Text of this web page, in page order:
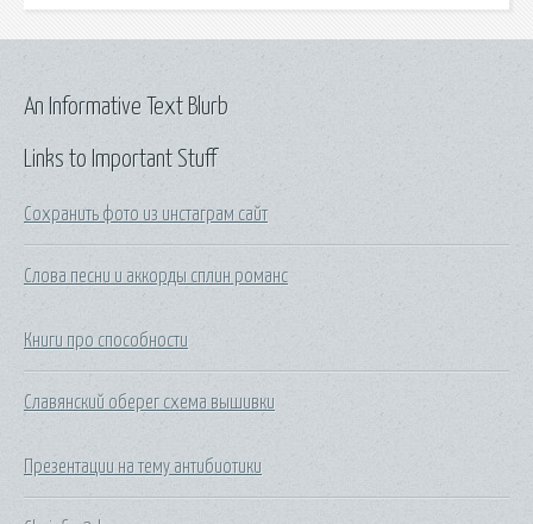
Links to Important Stuff
Сохранить фото из инстаграм сайт
Слова песни и аккорды сплин романс
Книги про способности
Славянский оберег схема вышивки
Презентации на тему антибиотики
An Informative Text Blurb